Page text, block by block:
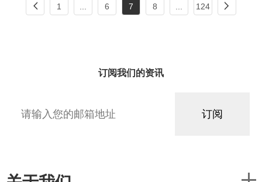
1 6 7 8 124
订阅我们的资讯